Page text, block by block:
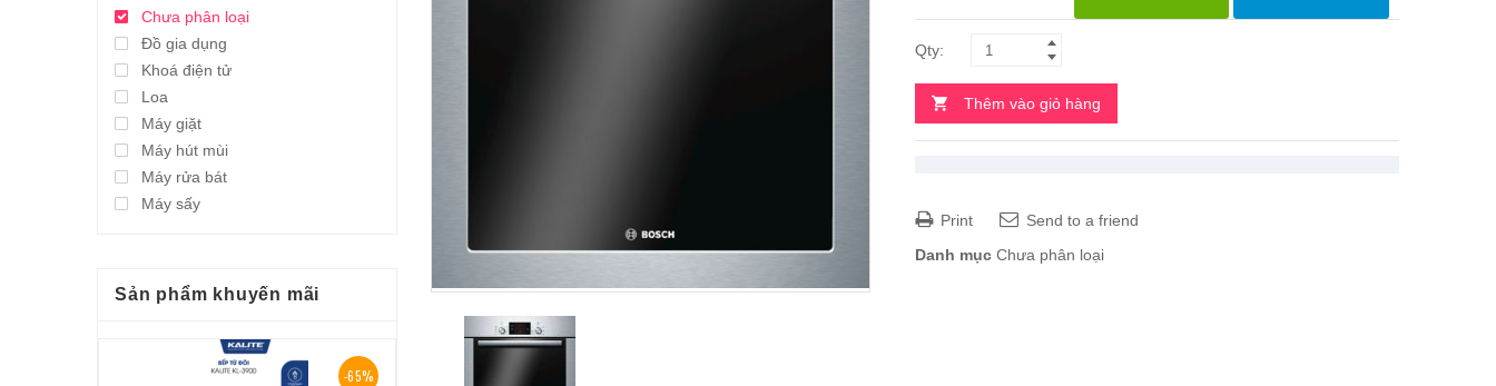
Thêm vào giỏ hàng
Print
Send to a friend
Danh mục Chưa phân loại
Chưa phân loại
Đồ gia dụng
Khoá điện tử
Loa
Máy giặt
Máy hút mùi
Máy rửa bát
Máy sấy
Sản phẩm khuyến mãi
-65%